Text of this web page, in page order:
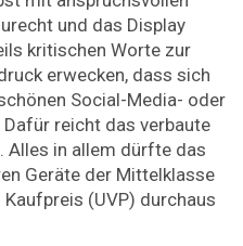
und das Display
kritischen Worte zur
erwecken, dass sich
Social-Media- oder
reicht das verbaute
Alles in allem dürfte das
Geräte der Mittelklasse
(UVP) durchaus